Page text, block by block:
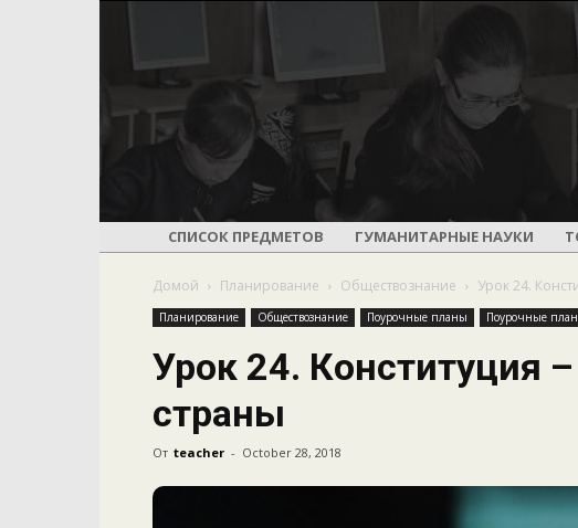
СПИСОК ПРЕДМЕТОВ ГУМАНИТАРНЫЕ НАУКИ
Домой Планирование Обществознание Урок 24.
Планирование Обществознание Поурочные планы Поурочные
Урок 24. Конституция
страны
От teacher - October 28, 2018